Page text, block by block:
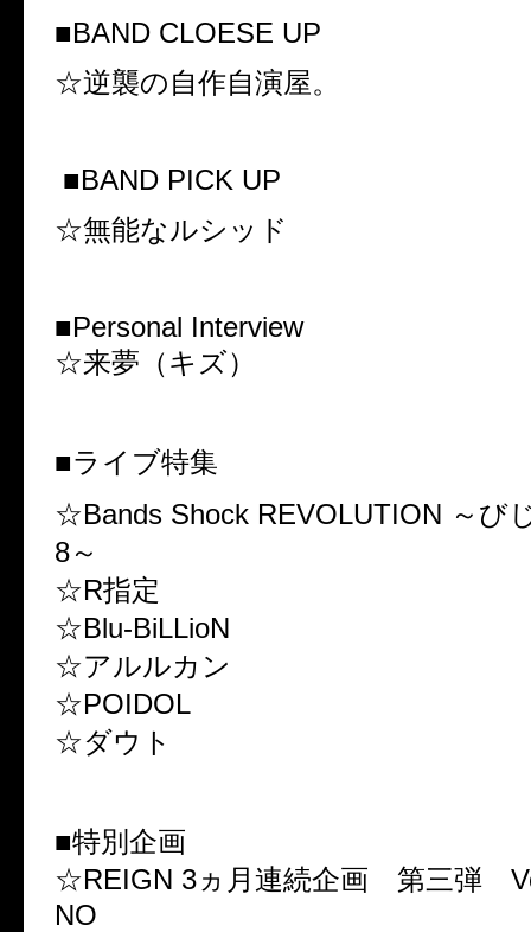
■BAND CLOESE UP
☆逆襲の自作自演屋。
■BAND PICK UP
☆無能なルシッド
■Personal Interview
☆来夢（キズ）
■ライブ特集
☆Bands Shock REVOLUTION ～び
8～
☆R指定
☆Blu-BiLLioN
☆アルルカン
☆POIDOL
☆ダウト
■特別企画
☆REIGN 3ヵ月連続企画 第三弾
NO